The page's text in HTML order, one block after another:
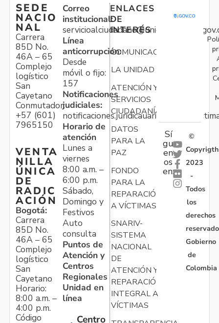
SEDE
NACIO
NAL
Carrera
85D No.
46A – 65
Complejo
logístico
San
Cayetano
Conmutador:
+57 (601)
7965150
VENTA
NILLA
ÚNICA
DE
RADIC
ACIÓN
Bogotá:
Carrera
85D No.
46A – 65
Complejo
logístico
San
Cayetano
Horario:
8:00 a.m. –
4:00 p.m.
Código
Correo
institucional:
Línea
anticorrupción:
Desde
móvil o fijo:
157
Notificaciones
judiciales:
Horario de
atención
Lunes a
viernes
8:00 a.m. –
6:00 p.m.
Sábado,
Domingo y
Festivos
Auto
consulta
Puntos de
Atención y
Centros
Regionales
Unidad en
línea
Centro
ENLACES
DE
INTERÉS
COMUNICACIONES
LA UNIDAD
ATENCIÓN Y
SERVICIOS
CIUDADANÍA
DATOS
PARA LA
PAZ
FONDO
PARA LA
REPARACIÓN
A VÍCTIMAS
SNARIV-
SISTEMA
NACIONAL
DE
ATENCIÓN Y
REPARACIÓN
INTEGRAL A
VÍCTIMAS
Sí
gu
en
os
en:
©
Copyrigth
2023
-
Todos
los
derechos
Gobierno
de
Colombia